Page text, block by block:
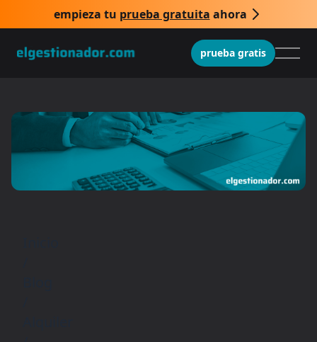
empieza tu prueba gratuita ahora
prueba gratis